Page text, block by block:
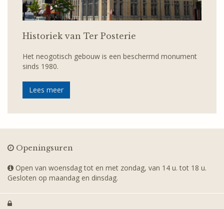
Historiek van Ter Posterie
Het neogotisch gebouw is een beschermd monument
sinds 1980.
Lees meer
Openingsuren
Open van woensdag tot en met zondag, van 14 u. tot 18 u.
Gesloten op maandag en dinsdag.
